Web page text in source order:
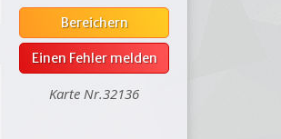
Bereichern
Einen Fehler melden
Karte Nr.32136